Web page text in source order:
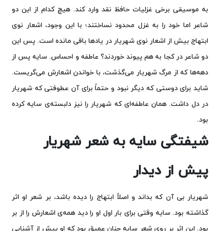
به موسیقی برخی غزلیات حافظ نقد وارد کند. هیچ کدام از این دو
شاعر اما خود را به غزل محدود نساختند؛ با این وجود، اشعار نوی
ابتهاج بیش از اشعار نوی شهریار در یادها باقی مانده است. پس این
دو شاعر در کجا به هم پیوند خوردند؟ عاطفه و احساس. سایه پس از
دهه‌ها که از مرگ شهریار می‌گذشت، با خواندن اشعارش می‌گریست.
شاید برای دوستی که دیگر نبود و حتماً برای آن عطوفتی که شهریار
در دل داشت. همان عاطفه‌ای که شهریار را نیز دلبسته‌ی سایه کرده
بود.
شیفتگی سایه به شعر شهریار
پیش از دیدار
شهریار بی آن که بداند و اصلاً ابتهاج را دیده باشد، بر شعر او اثر
گذاشته بود. سایه وقتی برای بار اول او را دید همه‌ی اشعارش را از بر
بود. این اثر بر روی شعر سایه چنان عمیق بود که او پیش از آشنایی